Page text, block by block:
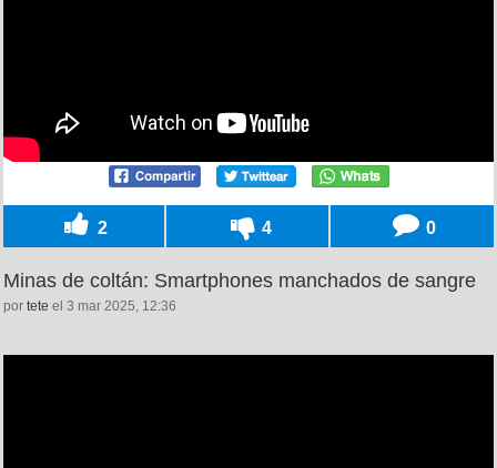
2 4 0
Minas de coltán: Smartphones manchados de sangre
por tete el 3 mar 2025, 12:36